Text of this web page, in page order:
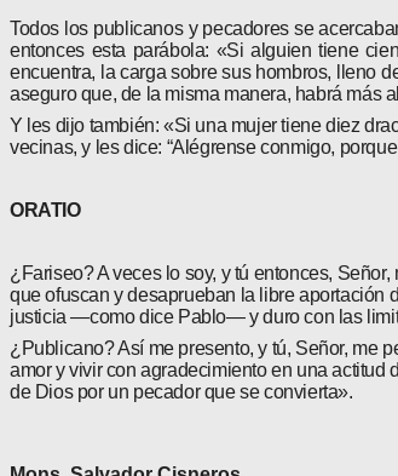
Todos los publicanos y pecadores se
entonces esta parábola: «Si alguien tiene
encuentra, la carga sobre sus hombros, lleno
aseguro que, de la misma manera, habrá más
Y les dijo también: «Si una mujer tiene diez
vecinas, y les dice: “Alégrense conmigo,
ORATIO
¿Fariseo? A veces lo soy, y tú entonces,
que ofuscan y desaprueban la libre aportación
jus­ticia —como dice Pablo— y duro con las
¿Publicano? Así me presento, y tú, Señor, me
amor y vivir con agra­decimiento en una actitud
de Dios por un pecador que se convierta».